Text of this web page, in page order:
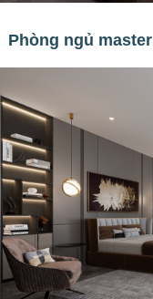
Phòng ngủ master